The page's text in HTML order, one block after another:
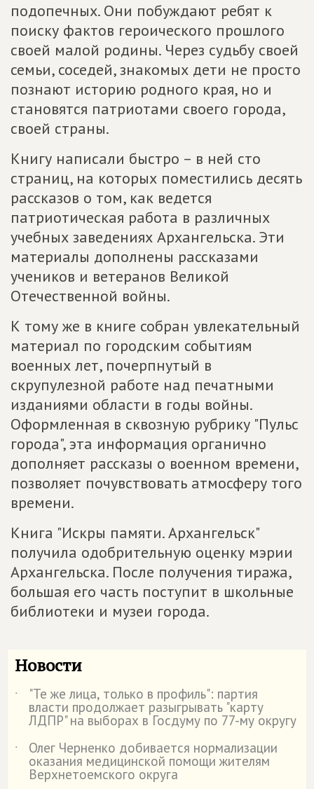
подопечных. Они побуждают ребят к
поиску фактов героического прошлого
своей малой родины. Через судьбу своей
семьи, соседей, знакомых дети не просто
познают историю родного края, но и
становятся патриотами своего города,
своей страны.
Книгу написали быстро – в ней сто
страниц, на которых поместились десять
рассказов о том, как ведется
патриотическая работа в различных
учебных заведениях Архангельска. Эти
материалы дополнены рассказами
учеников и ветеранов Великой
Отечественной войны.
К тому же в книге собран увлекательный
материал по городским событиям
военных лет, почерпнутый в
скрупулезной работе над печатными
изданиями области в годы войны.
Оформленная в сквозную рубрику "Пульс
города", эта информация органично
дополняет рассказы о военном времени,
позволяет почувствовать атмосферу того
времени.
Книга "Искры памяти. Архангельск"
получила одобрительную оценку мэрии
Архангельска. После получения тиража,
большая его часть поступит в школьные
библиотеки и музеи города.
Новости
˙ "Те же лица, только в профиль": партия
власти продолжает разыгрывать "карту
ЛДПР" на выборах в Госдуму по 77-му округу
˙
Олег Черненко добивается нормализации
оказания медицинской помощи жителям
Верхнетоемского округа